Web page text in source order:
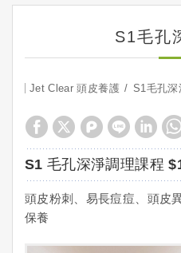
S1毛孔
Jet Clear 頭皮養護 S1毛孔深
S1 毛孔深淨調理課程
頭皮粉刺、易長痘痘、頭皮
保養